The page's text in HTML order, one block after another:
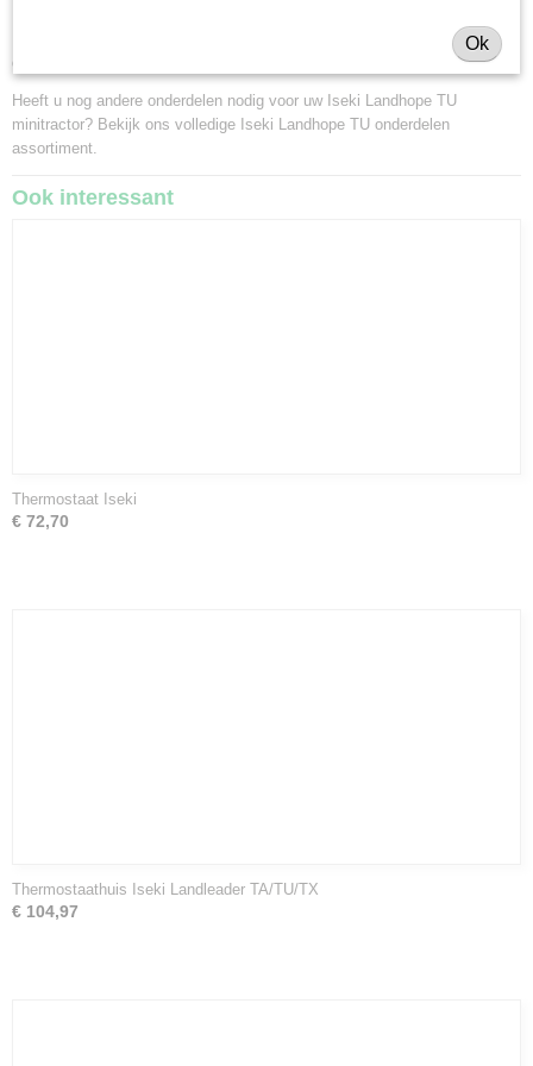
Minitractorparts.nl heeft een groot assortiment onderdelen, waaronder
deze radiateur, voor uw Iseki Landhope TU 180, TU 200, TU 220, TU 240.
Heeft u nog andere onderdelen nodig voor uw Iseki Landhope TU
minitractor? Bekijk ons volledige Iseki Landhope TU onderdelen
assortiment.
Ook interessant
Thermostaat Iseki
€ 72,70
Thermostaathuis Iseki Landleader TA/TU/TX
€ 104,97
Ok